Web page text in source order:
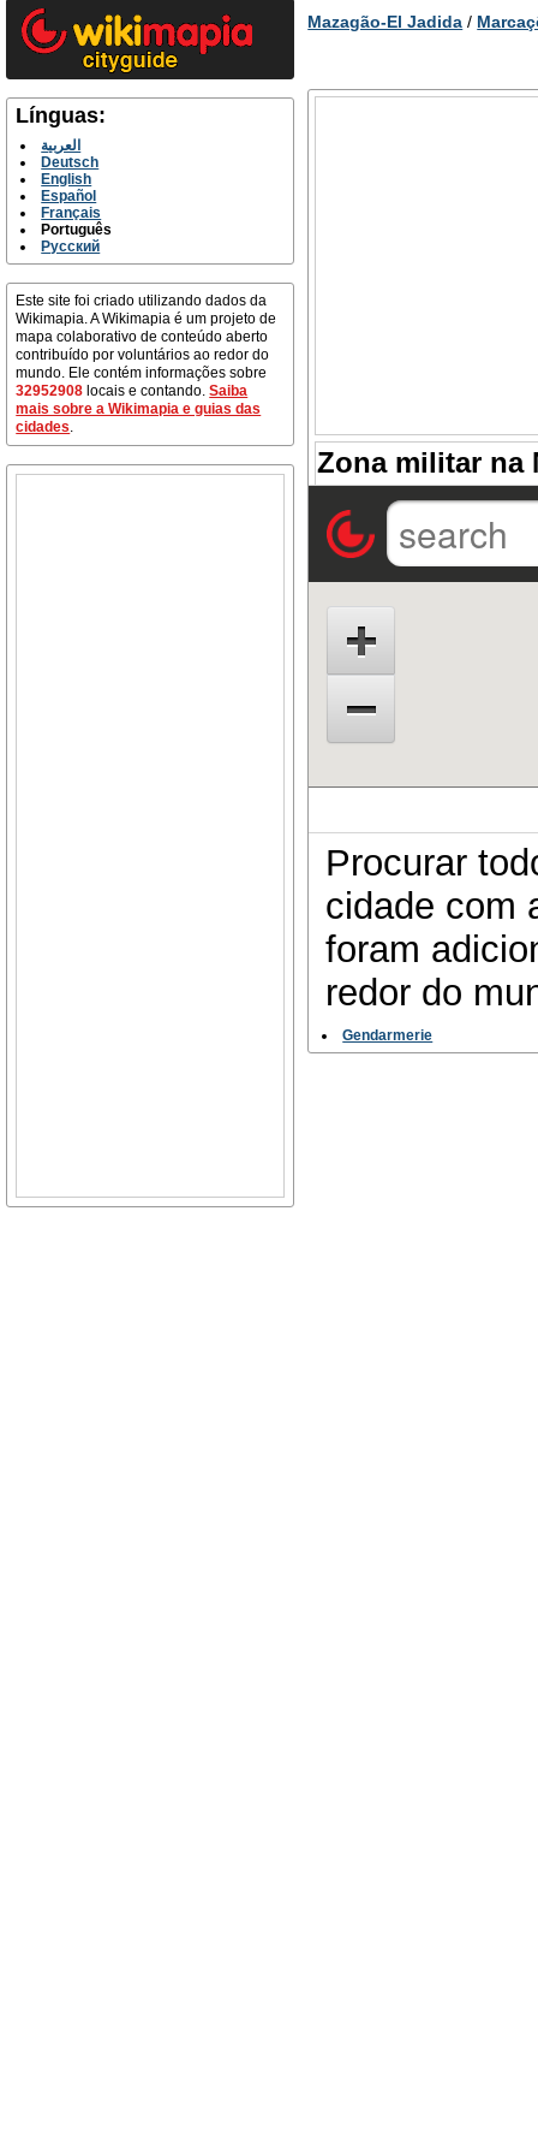
Línguas:
العربية
Deutsch
English
Español
Français
Português
Русский
Este site foi criado utilizando dados da
Wikimapia. A Wikimapia é um projeto de
mapa colaborativo de conteúdo aberto
contribuído por voluntários ao redor do
mundo. Ele contém informações sobre
32952908 locais e contando.Saiba
mais sobre a Wikimapia e guias das
cidades.
Mazagão-El Jadida /
Zona militar na
Procurar
cidade com
foram
redor do
Gendarmerie